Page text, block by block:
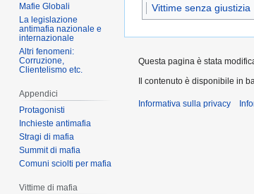
Vittime senza giustizia
Mafie Globali
La legislazione
antimafia nazionale e
internazionale
Altri fenomeni:
Corruzione,
Clientelismo etc.
Appendici
Protagonisti
Inchieste antimafia
Stragi di mafia
Summit di mafia
Comuni sciolti per mafia
Vittime di mafia
Questa pagina è stata
Il contenuto è disponibile in
Informativa sulla privacy